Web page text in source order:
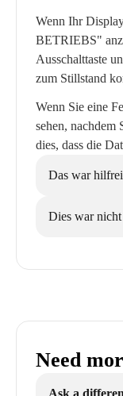
Wenn Ihr
BETRIEBS"
Ausschalttaste
zum Stillstand
Wenn Sie eine
sehen, nachdem
dies, dass die
Das war
Dies war
Need
Ask a